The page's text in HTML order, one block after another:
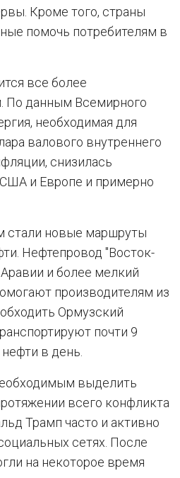
Кроме того, страны
помочь потребителям в
все более
По данным Всемирного
необходимая для
валового внутреннего
снизилась
и Европе и примерно
стали новые маршруты
Нефтепровод "Восток-
и более мелкий
производителям из
Ормузский
почти 9
в день.
выделить
всего конфликта
Трамп часто и активно
сетях. После
на некоторое время